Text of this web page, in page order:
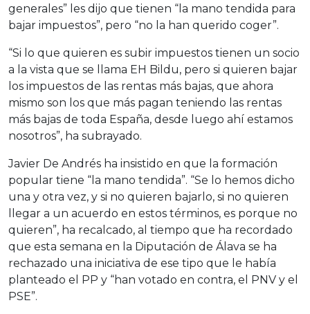
generales” les dijo que tienen “la mano tendida para
bajar impuestos”, pero “no la han querido coger”.
“Si lo que quieren es subir impuestos tienen un socio
a la vista que se llama EH Bildu, pero si quieren bajar
los impuestos de las rentas más bajas, que ahora
mismo son los que más pagan teniendo las rentas
más bajas de toda España, desde luego ahí estamos
nosotros”, ha subrayado.
Javier De Andrés ha insistido en que la formación
popular tiene “la mano tendida”. “Se lo hemos dicho
una y otra vez, y si no quieren bajarlo, si no quieren
llegar a un acuerdo en estos términos, es porque no
quieren”, ha recalcado, al tiempo que ha recordado
que esta semana en la Diputación de Álava se ha
rechazado una iniciativa de ese tipo que le había
planteado el PP y “han votado en contra, el PNV y el
PSE”.